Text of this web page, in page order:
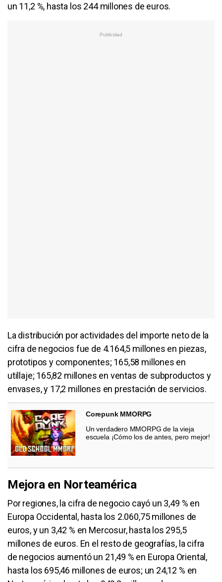
un 11,2 %, hasta los 244 millones de euros.
La distribución por actividades del importe neto de la
cifra de negocios fue de 4.164,5 millones en piezas,
prototipos y componentes; 165,58 millones en
utillaje; 165,82 millones en ventas de subproductos y
envases, y 17,2 millones en prestación de servicios.
Corepunk MMORPG
Un verdadero MMORPG de la vieja
escuela ¡Cómo los de antes, pero mejor!
Mejora en Norteamérica
Por regiones, la cifra de negocio cayó un 3,49 % en
Europa Occidental, hasta los 2.060,75 millones de
euros, y un 3,42 % en Mercosur, hasta los 295,5
millones de euros. En el resto de geografías, la cifra
de negocios aumentó un 21,49 % en Europa Oriental,
hasta los 695,46 millones de euros; un 24,12 % en